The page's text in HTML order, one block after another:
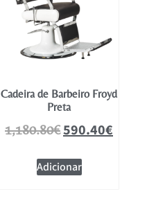
Cadeira de Barbeiro Froyd
Preta
1,180.80€590.40€
Adicionar